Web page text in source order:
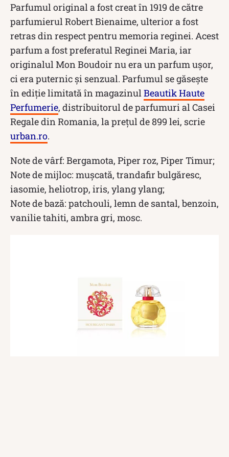
Parfumul original a fost creat în 1919 de către
parfumierul Robert Bienaime, ulterior a fost
retras din respect pentru memoria reginei. Acest
parfum a fost preferatul Reginei Maria, iar
originalul Mon Boudoir nu era un parfum ușor,
ci era puternic și senzual. Parfumul se găsește
în ediție limitată în magazinul Beautik Haute
Perfumerie, distribuitorul de parfumuri al Casei
Regale din Romania, la prețul de 899 lei, scrie
urban.ro.
Note de vârf: Bergamota, Piper roz, Piper Timur;
Note de mijloc: mușcată, trandafir bulgăresc,
iasomie, heliotrop, iris, ylang ylang;
Note de bază: patchouli, lemn de santal, benzoin,
vanilie tahiti, ambra gri, mosc.